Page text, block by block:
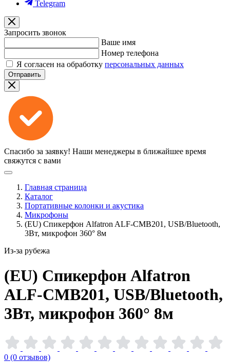
Telegram
Запросить звонок
Ваше имя
Номер телефона
Я согласен на обработку персональных данных
Отправить
Спасибо за заявку! Наши менеджеры в ближайшее время
свяжутся с вами
Главная страница
Каталог
Портативные колонки и акустика
Микрофоны
(EU) Спикерфон Alfatron ALF-CMB201, USB/Bluetooth,
3Вт, микрофон 360° 8м
Из-за рубежа
(EU) Спикерфон Alfatron
ALF-CMB201, USB/Bluetooth,
3Вт, микрофон 360° 8м
0 (0 отзывов)